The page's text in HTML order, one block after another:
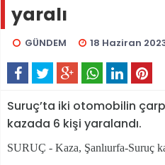
yaralı
GÜNDEM 18 Haziran
Suruç’ta iki otomobilin
kazada 6 kişi yaralandı.
SURUÇ - Kaza, Şanlıurfa-Suruç